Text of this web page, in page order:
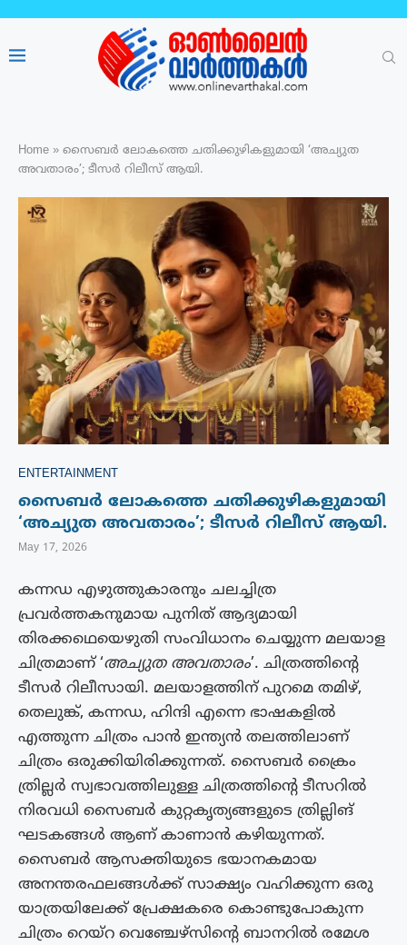
Home » സൈബർ ലോകത്തെ ചതിക്കുഴികളുമായി ‘അച്യുത
അവതാരം’; ടീസർ റിലീസ് ആയി.
ENTERTAINMENT
സൈബർ ലോകത്തെ ചതിക്കുഴികളുമായി
‘അച്യുത അവതാരം’; ടീസർ റിലീസ് ആയി.
May 17, 2026
കന്നഡ എഴുത്തുകാരനും ചലച്ചിത്ര
പ്രവർത്തകനുമായ പുനിത് ആദ്യമായി
തിരക്കഥെയെഴുതി സംവിധാനം ചെയ്യുന്ന മലയാള
ചിത്രമാണ് ‘അച്യുത അവതാരം’. ചിത്രത്തിൻ്റെ
ടീസർ റിലീസായി. മലയാളത്തിന് പുറമെ തമിഴ്,
തെലുങ്ക്, കന്നഡ, ഹിന്ദി എന്നെ ഭാഷകളിൽ
എത്തുന്ന ചിത്രം പാൻ ഇന്ത്യൻ തലത്തിലാണ്
ചിത്രം ഒരുക്കിയിരിക്കുന്നത്. സൈബർ ക്രൈം
ത്രില്ലർ സ്വഭാവത്തിലുള്ള ചിത്രത്തിൻ്റെ ടീസറിൽ
നിരവധി സൈബർ കുറ്റകൃത്യങ്ങളുടെ ത്രില്ലിങ്
ഘടകങ്ങൾ ആണ് കാണാൻ കഴിയുന്നത്.
സൈബർ ആസക്തിയുടെ ഭയാനകമായ
അനന്തരഫലങ്ങൾക്ക് സാക്ഷ്യം വഹിക്കുന്ന ഒരു
യാത്രയിലേക്ക് പ്രേക്ഷകരെ കൊണ്ടുപോകുന്ന
ചിത്രം റെയ്‌റ വെഞ്ചേഴ്‌സിന്റെ ബാനറിൽ രമേശ